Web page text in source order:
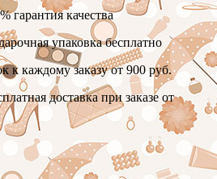
гарантия качества
упаковка бесплатно
к каждому заказу от 900 руб.
доставка при заказе от